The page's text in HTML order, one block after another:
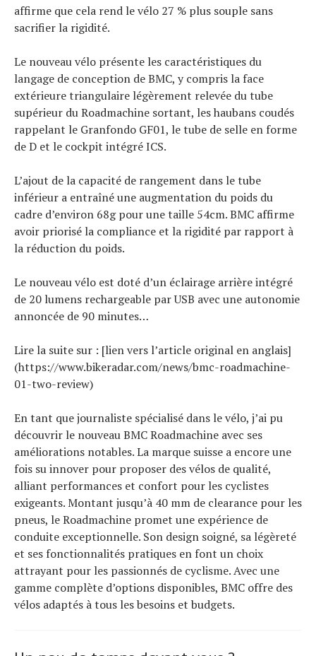
affirme que cela rend le vélo 27 % plus souple sans
sacrifier la rigidité.
Le nouveau vélo présente les caractéristiques du
langage de conception de BMC, y compris la face
extérieure triangulaire légèrement relevée du tube
supérieur du Roadmachine sortant, les haubans coudés
rappelant le Granfondo GF01, le tube de selle en forme
de D et le cockpit intégré ICS.
L’ajout de la capacité de rangement dans le tube
inférieur a entraîné une augmentation du poids du
cadre d’environ 68g pour une taille 54cm. BMC affirme
avoir priorisé la compliance et la rigidité par rapport à
la réduction du poids.
Le nouveau vélo est doté d’un éclairage arrière intégré
de 20 lumens rechargeable par USB avec une autonomie
annoncée de 90 minutes…
Lire la suite sur : [lien vers l’article original en anglais]
(https://www.bikeradar.com/news/bmc-roadmachine-
01-two-review)
En tant que journaliste spécialisé dans le vélo, j’ai pu
découvrir le nouveau BMC Roadmachine avec ses
améliorations notables. La marque suisse a encore une
fois su innover pour proposer des vélos de qualité,
alliant performances et confort pour les cyclistes
exigeants. Montant jusqu’à 40 mm de clearance pour les
pneus, le Roadmachine promet une expérience de
conduite exceptionnelle. Son design soigné, sa légèreté
et ses fonctionnalités pratiques en font un choix
attrayant pour les passionnés de cyclisme. Avec une
gamme complète d’options disponibles, BMC offre des
vélos adaptés à tous les besoins et budgets.